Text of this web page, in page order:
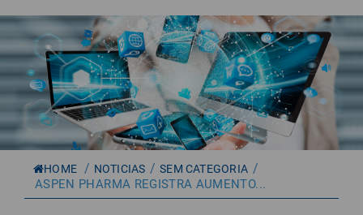
HOME / NOTICIAS / SEM CATEGORIA /
ASPEN PHARMA REGISTRA AUMENTO...